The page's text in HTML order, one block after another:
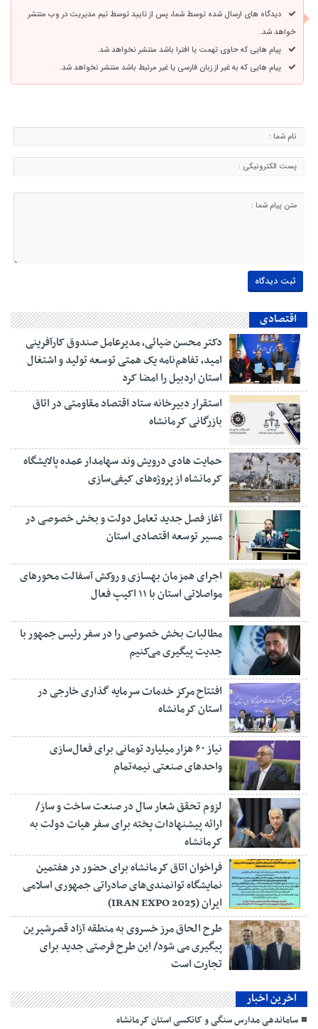
دیدگاه های ارسال شده توسط شما، پس از تایید توسط تیم مدیریت در وب منتشر
خواهد شد.
پیام هایی که حاوی تهمت یا افترا باشد منتشر نخواهد شد.
پیام هایی که به غیر از زبان فارسی یا غیر مرتبط باشد منتشر نخواهد شد.
اقتصادی
دکتر محسن ضیائی، مدیرعامل صندوق کارآفرینی
امید، تفاهم‌نامه یک همتی توسعه تولید و اشتغال
استان اردبیل را امضا کرد
استقرار دبیرخانه ستاد اقتصاد مقاومتی در اتاق
بازرگانی کرمانشاه
حمایت هادی درویش وند سهامدار عمده پالایشگاه
کرمانشاه از پروژه‌های کیفی‌سازی
آغاز فصل جدید تعامل دولت و بخش خصوصی در
مسیر توسعه اقتصادی استان
اجرای همزمان بهسازی و روکش آسفالت محورهای
مواصلاتی استان با ۱۱ اکیپ فعال
مطالبات بخش خصوصی را در سفر رئیس جمهور با
جدیت پیگیری می‌کنیم
افتتاح مرکز خدمات سرمایه گذاری خارجی در
استان کرمانشاه
نیاز ۶۰ هزار میلیارد تومانی برای فعال‌سازی
واحدهای صنعتی نیمه‌تمام
لزوم تحقق شعار سال در صنعت ساخت و ساز/
ارائه پیشنهادات پخته برای سفر هیات دولت به
کرمانشاه
فراخوان اتاق کرمانشاه برای حضور در هفتمین
نمایشگاه توانمندی‌های صادراتی جمهوری اسلامی
ایران (IRAN EXPO 2025)
طرح الحاق مرز خسروی به منطقه آزاد قصرشیرین
پیگیری می شود/ این طرح فرصتی جدید برای
تجارت است
اخرین اخبار
ساماندهی مدارس سنگی و کانکسی استان کرمانشاه